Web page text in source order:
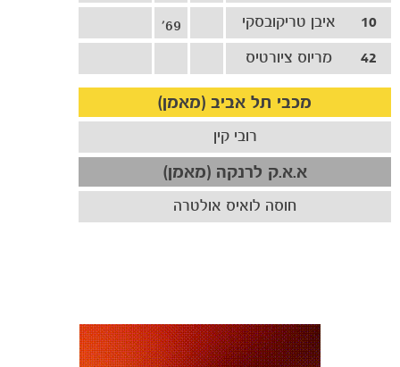
כרטיסים
10
איבן טריקובסקי
69'
42
מריוס ציורטיס
מכבי תל אביב (מאמן)
רובי קין
א.א.ק לרנקה (מאמן)
חוסה לואיס אולטרה